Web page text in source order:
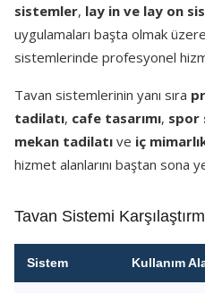
sistemler, lay in ve lay on
uygulamaları başta olmak
sistemlerinde profesyonel
Tavan sistemlerinin yanı sıra
tadilatı, cafe tasarımı, spor
mekan tadilatı ve iç
hizmet alanlarını baştan sona
Tavan Sistemi
Sistem Kullanım